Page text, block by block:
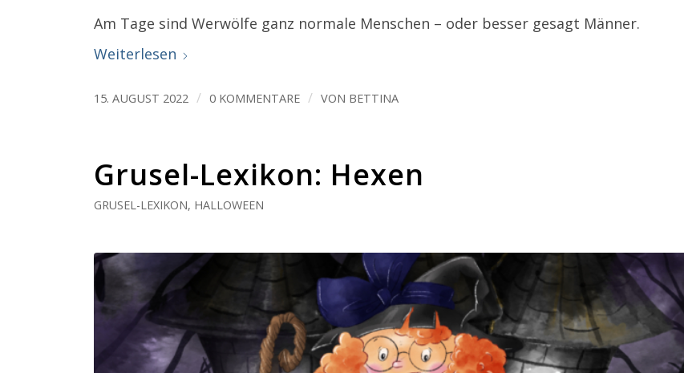
Am Tage sind Werwölfe ganz normale Menschen – oder besser gesagt Männer.
Weiterlesen
15. AUGUST 2022 / 0 KOMMENTARE / VON BETTINA
Grusel-Lexikon: Hexen
GRUSEL-LEXIKON, HALLOWEEN